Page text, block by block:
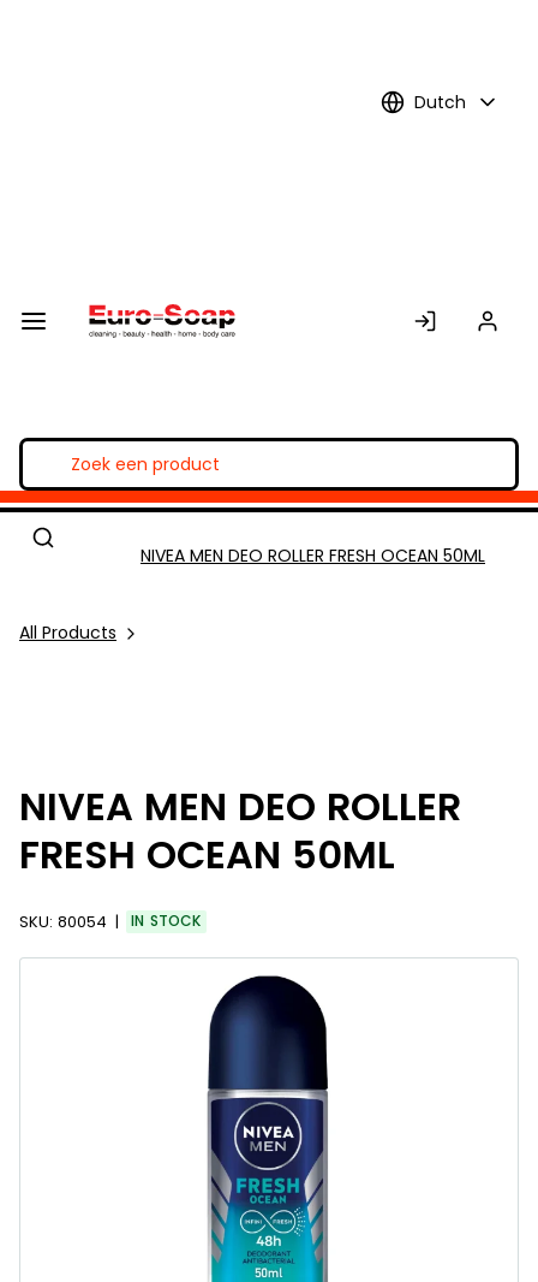
Dutch
All Products
NIVEA MEN DEO ROLLER FRESH OCEAN 50ML
NIVEA MEN DEO ROLLER
FRESH OCEAN 50ML
SKU: 80054 IN STOCK